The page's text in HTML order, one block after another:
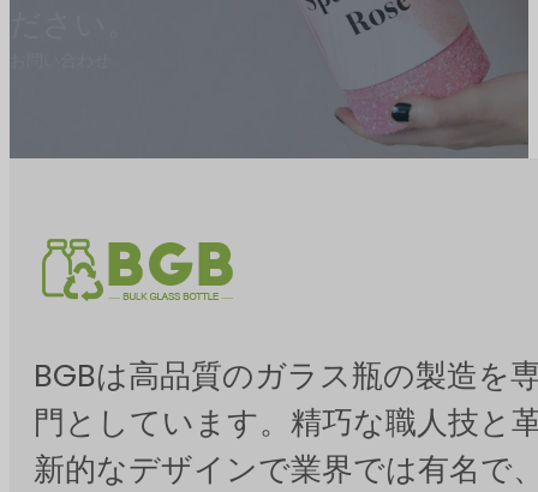
BGBは高品質のガラス瓶の製造を
門としています。精巧な職人技と
新的なデザインで業界では有名で